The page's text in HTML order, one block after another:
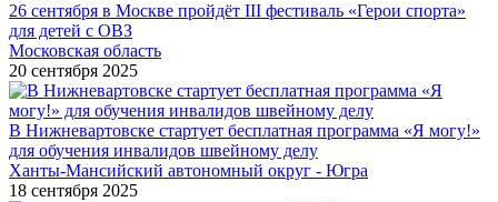
26 сентября в Москве пройдёт III фестиваль «Герои спорта»
для детей с ОВЗ
Московская область
20 сентября 2025
В Нижневартовске стартует бесплатная программа «Я могу!»
для обучения инвалидов швейному делу
Ханты-Мансийский автономный округ - Югра
18 сентября 2025